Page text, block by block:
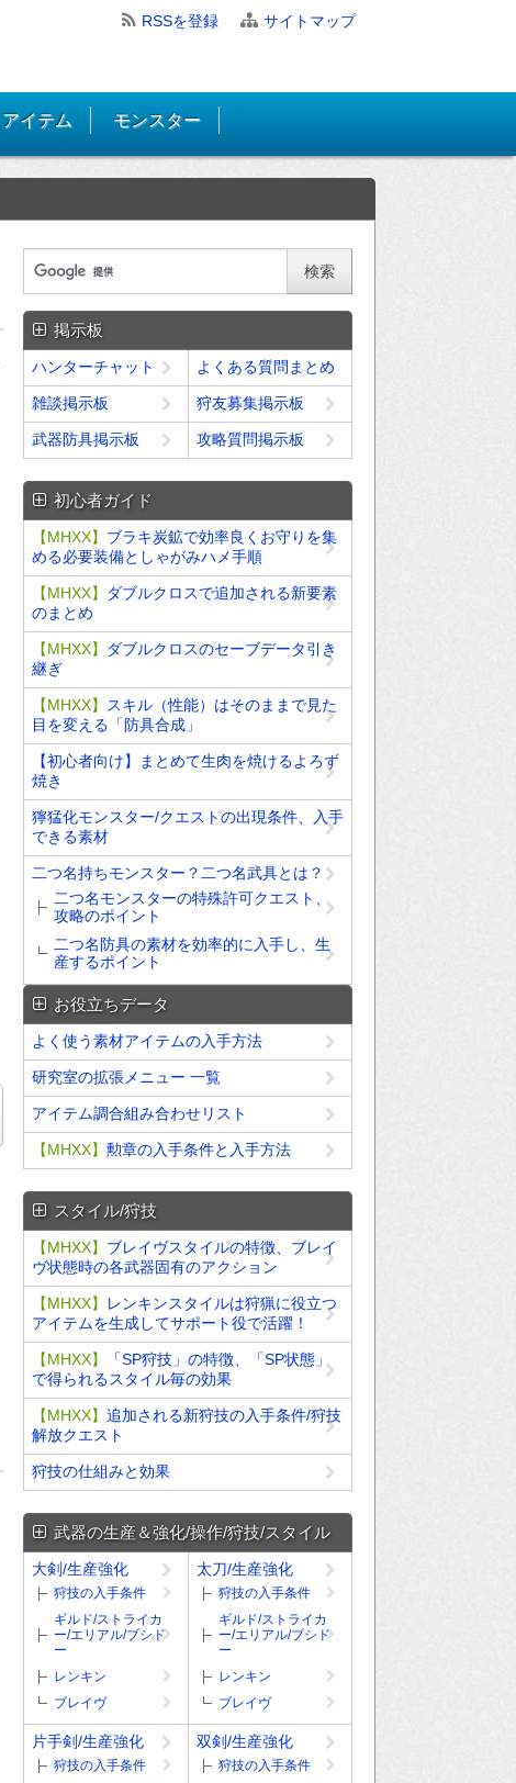
RSSを登録 サイトマップ
アイテム モンスター
掲示板
ハンターチャット よくある質問まとめ
雑談掲示板 狩友募集掲示板
武器防具掲示板 攻略質問掲示板
初心者ガイド
【MHXX】 ブラキ炭鉱で効率良くお守りを集
める必要装備としゃがみハメ手順
【MHXX】
ダブルクロスで追加される新要素
のまとめ
【MHXX】
ダブルクロスのセーブデータ引き
継ぎ
【MHXX】
スキル（性能）はそのままで見た
目を変える「防具合成」
【初心者向け】まとめて生肉を焼けるよろず
焼き
獰猛化モンスター/クエストの出現条件、入手
できる素材
二つ名持ちモンスター？二つ名武具とは？
二つ名モンスターの特殊許可クエスト、
攻略のポイント
二つ名防具の素材を効率的に入手し、生
産するポイント
お役立ちデータ
よく使う素材アイテムの入手方法
研究室の拡張メニュー 一覧
アイテム調合組み合わせリスト
【MHXX】 勲章の入手条件と入手方法
スタイル/狩技
【MHXX】 ブレイヴスタイルの特徴、ブレイ
ヴ状態時の各武器固有のアクション
【MHXX】
レンキンスタイルは狩猟に役立つ
アイテムを生成してサポート役で活躍！
【MHXX】
「SP狩技」の特徴、「SP状態」
で得られるスタイル毎の効果
【MHXX】 追加される新狩技の入手条件/狩技
解放クエスト
狩技の仕組みと効果
武器の生産＆強化/操作/狩技/スタイル
大剣/生産強化
狩技の入手条件
ギルド/ストライカ
ー/エリアル/ブシド
ー
レンキン
ブレイヴ
太刀/生産強化
狩技の入手条件
ギルド/ストライカ
ー/エリアル/ブシド
ー
レンキン
ブレイヴ
片手剣/生産強化
狩技の入手条件
双剣/生産強化
狩技の入手条件